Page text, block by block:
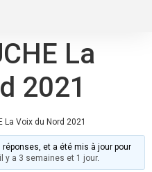
La
2021
La Voix du Nord 2021
et a été mis à jour pour
il y a 3 semaines et 1 jour.